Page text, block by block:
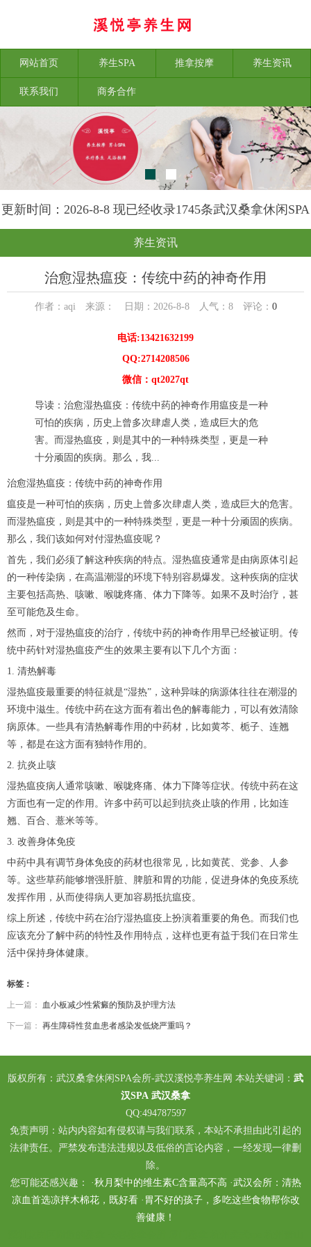
网站首页 养生SPA 推拿按摩 养生资讯
联系我们 商务合作
更新时间：2026-8-8 现已经收录1745条武汉桑拿休闲SPA
会所-武汉溪悦亭养生网信息
养生资讯
治愈湿热瘟疫：传统中药的神奇作用
作者：aqi 来源： 日期：2026-8-8 人气： 8评论： 0
电话:13421632199
QQ:2714208506
微信：qt2027qt
导读：治愈湿热瘟疫：传统中药的神奇作用瘟疫是一种
可怕的疾病，历史上曾多次肆虐人类，造成巨大的危
害。而湿热瘟疫，则是其中的一种特殊类型，更是一种
十分顽固的疾病。那么，我...
治愈湿热瘟疫：传统中药的神奇作用
瘟疫是一种可怕的疾病，历史上曾多次肆虐人类，造成巨大的危害。
而湿热瘟疫，则是其中的一种特殊类型，更是一种十分顽固的疾病。
那么，我们该如何对付湿热瘟疫呢？
首先，我们必须了解这种疾病的特点。湿热瘟疫通常是由病原体引起
的一种传染病，在高温潮湿的环境下特别容易爆发。这种疾病的症状
主要包括高热、咳嗽、喉咙疼痛、体力下降等。如果不及时治疗，甚
至可能危及生命。
然而，对于湿热瘟疫的治疗，传统中药的神奇作用早已经被证明。传
统中药针对湿热瘟疫产生的效果主要有以下几个方面：
1. 清热解毒
湿热瘟疫最重要的特征就是“湿热”，这种异味的病源体往往在潮湿的
环境中滋生。传统中药在这方面有着出色的解毒能力，可以有效清除
病原体。一些具有清热解毒作用的中药材，比如黄芩、栀子、连翘
等，都是在这方面有独特作用的。
2. 抗炎止咳
湿热瘟疫病人通常咳嗽、喉咙疼痛、体力下降等症状。传统中药在这
方面也有一定的作用。许多中药可以起到抗炎止咳的作用，比如连
翘、百合、薏米等等。
3. 改善身体免疫
中药中具有调节身体免疫的药材也很常见，比如黄芪、党参、人参
等。这些草药能够增强肝脏、脾脏和胃的功能，促进身体的免疫系统
发挥作用，从而使得病人更加容易抵抗瘟疫。
综上所述，传统中药在治疗湿热瘟疫上扮演着重要的角色。而我们也
应该充分了解中药的特性及作用特点，这样也更有益于我们在日常生
活中保持身体健康。
标签：
上一篇： 血小板减少性紫癜的预防及护理方法
下一篇： 再生障碍性贫血患者感染发低烧严重吗？
版权所有：武汉桑拿休闲SPA会所-武汉溪悦亭养生网 本站关键词： 武
汉SPA 武汉桑拿
QQ:494787597
免责声明：站内内容如有侵权请与我们联系，本站不承担由此引起的
法律责任。严禁发布违法违规以及低俗的言论内容，一经发现一律删
除。
您可能还感兴趣： ·秋月梨中的维生素C含量高不高 ·武汉会所：清热
凉血首选凉拌木棉花，既好看· 胃不好的孩子，多吃这些食物帮你改
善健康！